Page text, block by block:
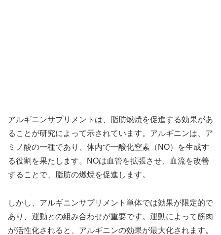
アルギニンサプリメントは、脂肪燃焼を促進する効果があ
ることが研究によって示されています。アルギニンは、ア
ミノ酸の一種であり、体内で一酸化窒素（NO）を生成す
る役割を果たします。NOは血管を拡張させ、血流を改善
することで、脂肪の燃焼を促進します。
しかし、アルギニンサプリメント単体では効果が限定的で
あり、運動との組み合わせが重要です。運動によって筋肉
が活性化されると、アルギニンの効果が最大化されます。